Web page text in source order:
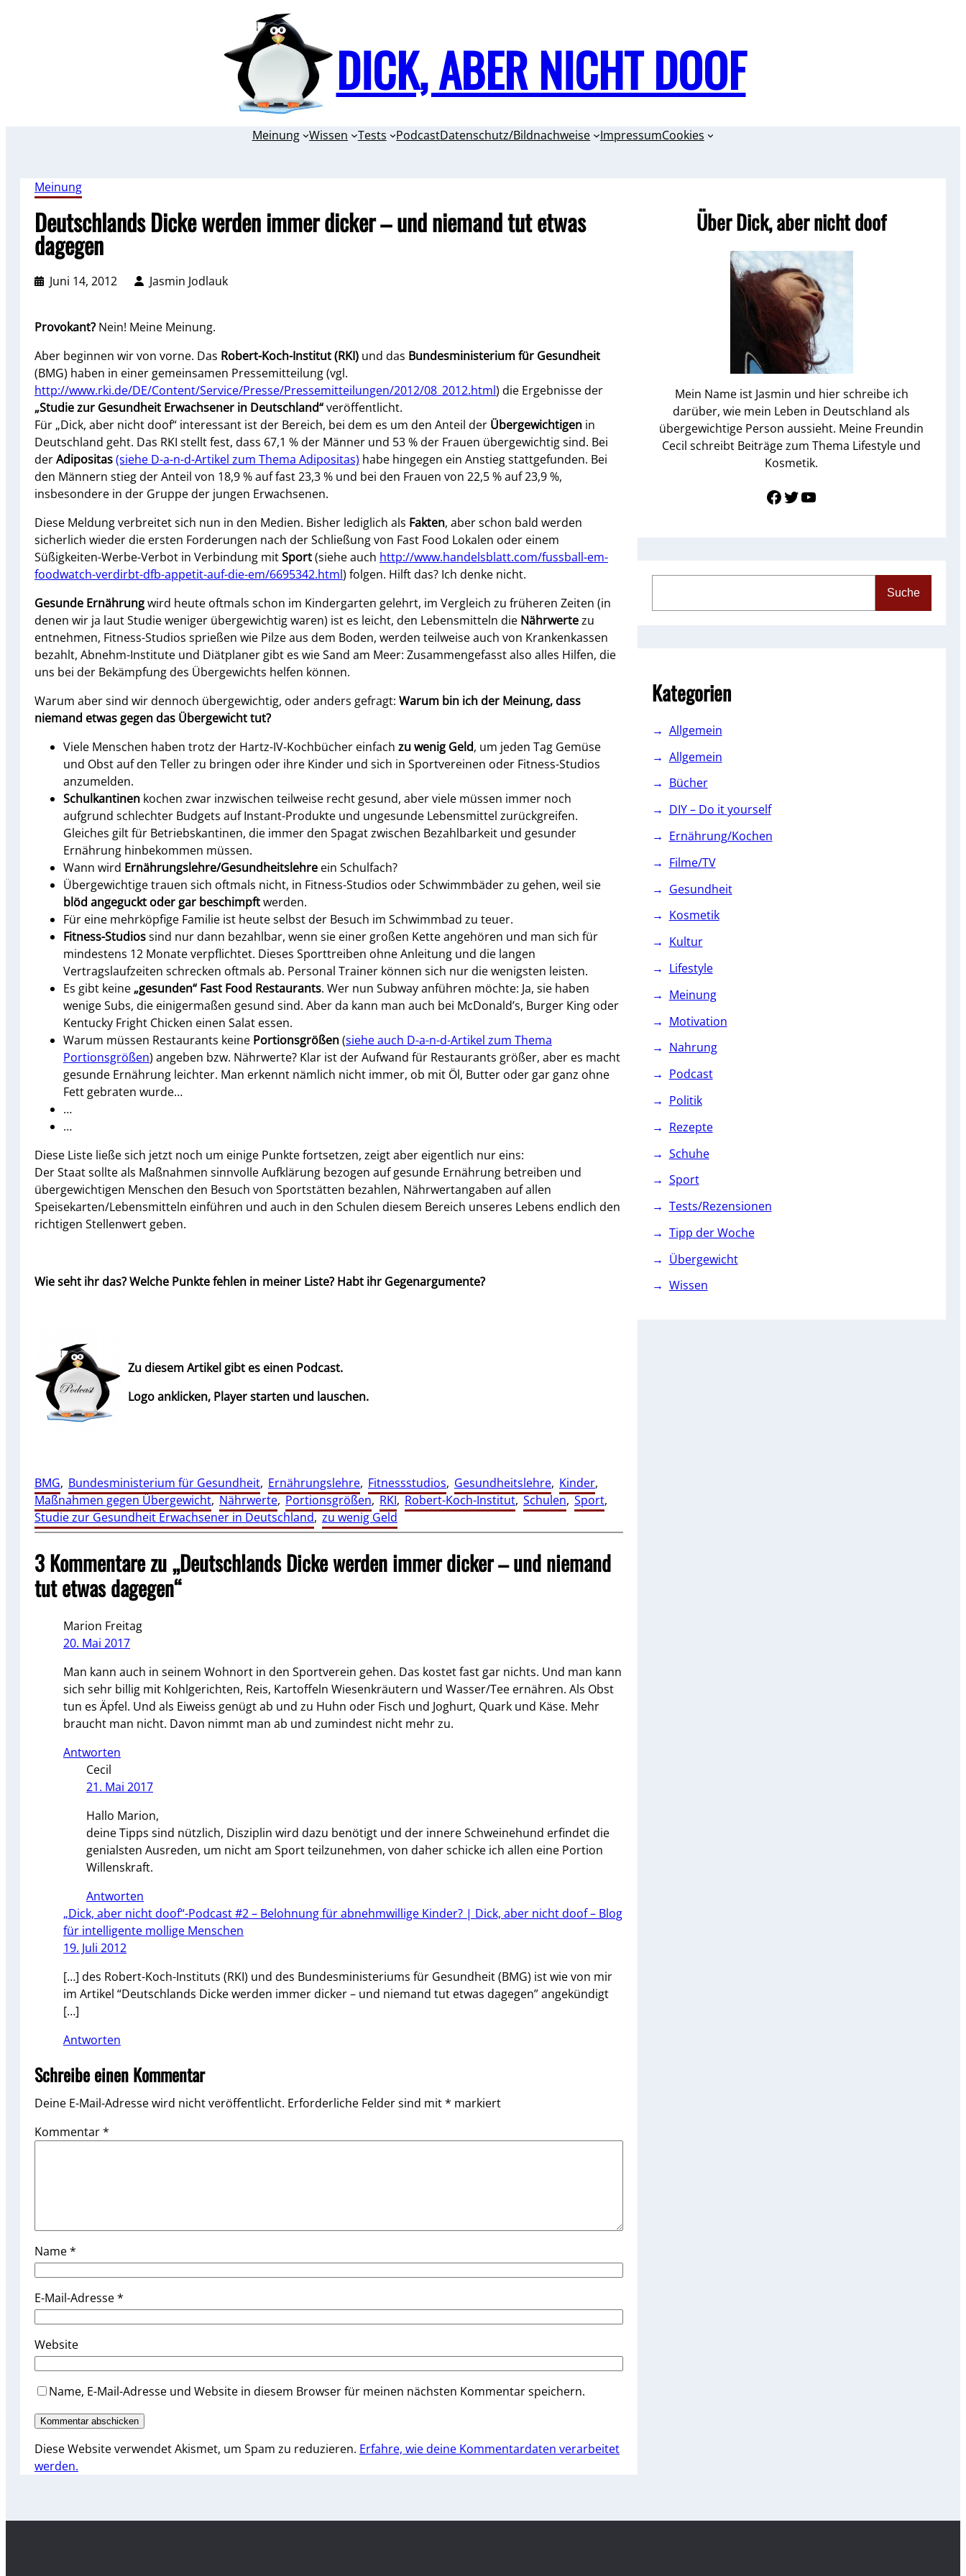
DICK, ABER NICHT DOOF
Meinung Wissen Tests PodcastDatenschutz/Bildnachweise ImpressumCookies
Meinung
Deutschlands Dicke werden immer dicker – und niemand tut etwas
dagegen
Juni 14, 2012 Jasmin Jodlauk
Provokant? Nein! Meine Meinung.
Aber beginnen wir von vorne. Das Robert-Koch-Institut (RKI) und das Bundesministerium für Gesundheit
(BMG) haben in einer gemeinsamen Pressemitteilung (vgl.
http://www.rki.de/DE/Content/Service/Presse/Pressemitteilungen/2012/08_2012.html) die Ergebnisse der
„Studie zur Gesundheit Erwachsener in Deutschland“veröffentlicht.
Für „Dick, aber nicht doof“ interessant ist der Bereich, bei dem es um den Anteil der Übergewichtigen in
Deutschland geht. Das RKI stellt fest, dass 67,1 % der Männer und 53 % der Frauen übergewichtig sind. Bei
derAdipositas(siehe D-a-n-d-Artikel zum Thema Adipositas) habe hingegen ein Anstieg stattgefunden. Bei
den Männern stieg der Anteil von 18,9 % auf fast 23,3 % und bei den Frauen von 22,5 % auf 23,9 %,
insbesondere in der Gruppe der jungen Erwachsenen.
Diese Meldung verbreitet sich nun in den Medien. Bisher lediglich als Fakten, aber schon bald werden
sicherlich wieder die ersten Forderungen nach der Schließung von Fast Food Lokalen oder einem
Süßigkeiten-Werbe-Verbot in Verbindung mitSport(siehe auch http://www.handelsblatt.com/fussball-em-
foodwatch-verdirbt-dfb-appetit-auf-die-em/6695342.html) folgen. Hilft das? Ich denke nicht.
Gesunde Ernährungwird heute oftmals schon im Kindergarten gelehrt, im Vergleich zu früheren Zeiten (in
denen wir ja laut Studie weniger übergewichtig waren) ist es leicht, den Lebensmitteln die Nährwertezu
entnehmen, Fitness-Studios sprießen wie Pilze aus dem Boden, werden teilweise auch von Krankenkassen
bezahlt, Abnehm-Institute und Diätplaner gibt es wie Sand am Meer: Zusammengefasst also alles Hilfen, die
uns bei der Bekämpfung des Übergewichts helfen können.
Warum aber sind wir dennoch übergewichtig, oder anders gefragt: Warum bin ich der Meinung, dass
niemand etwas gegen das Übergewicht tut?
Viele Menschen haben trotz der Hartz-IV-Kochbücher einfach zu wenig Geld, um jeden Tag Gemüse
und Obst auf den Teller zu bringen oder ihre Kinder und sich in Sportvereinen oder Fitness-Studios
anzumelden.
Schulkantinen kochen zwar inzwischen teilweise recht gesund, aber viele müssen immer noch
aufgrund schlechter Budgets auf Instant-Produkte und ungesunde Lebensmittel zurückgreifen.
Gleiches gilt für Betriebskantinen, die immer den Spagat zwischen Bezahlbarkeit und gesunder
Ernährung hinbekommen müssen.
Wann wird Ernährungslehre/Gesundheitslehre ein Schulfach?
Übergewichtige trauen sich oftmals nicht, in Fitness-Studios oder Schwimmbäder zu gehen, weil sie
blöd angeguckt oder gar beschimpftwerden.
Für eine mehrköpfige Familie ist heute selbst der Besuch im Schwimmbad zu teuer.
Fitness-Studiossind nur dann bezahlbar, wenn sie einer großen Kette angehören und man sich für
mindestens 12 Monate verpflichtet. Dieses Sporttreiben ohne Anleitung und die langen
Vertragslaufzeiten schrecken oftmals ab. Personal Trainer können sich nur die wenigsten leisten.
Es gibt keine „gesunden“ Fast Food Restaurants. Wer nun Subway anführen möchte: Ja, sie haben
wenige Subs, die einigermaßen gesund sind. Aber da kann man auch bei McDonald’s, Burger King oder
Kentucky Fright Chicken einen Salat essen.
Warum müssen Restaurants keine Portionsgrößen(siehe auch D-a-n-d-Artikel zum Thema
Portionsgrößen) angeben bzw. Nährwerte? Klar ist der Aufwand für Restaurants größer, aber es macht
gesunde Ernährung leichter. Man erkennt nämlich nicht immer, ob mit Öl, Butter oder gar ganz ohne
Fett gebraten wurde…
…
…
Diese Liste ließe sich jetzt noch um einige Punkte fortsetzen, zeigt aber eigentlich nur eins:
Der Staat sollte als Maßnahmen sinnvolle Aufklärung bezogen auf gesunde Ernährung betreiben und
übergewichtigen Menschen den Besuch von Sportstätten bezahlen, Nährwertangaben auf allen
Speisekarten/Lebensmitteln einführen und auch in den Schulen diesem Bereich unseres Lebens endlich den
richtigen Stellenwert geben.
Wie seht ihr das? Welche Punkte fehlen in meiner Liste? Habt ihr Gegenargumente?
Zu diesem Artikel gibt es einen Podcast.
Logo anklicken, Player starten und lauschen.
BMG, Bundesministerium für Gesundheit, Ernährungslehre, Fitnessstudios, Gesundheitslehre, Kinder,
Maßnahmen gegen Übergewicht, Nährwerte, Portionsgrößen, RKI, Robert-Koch-Institut, Schulen, Sport,
Studie zur Gesundheit Erwachsener in Deutschland, zu wenig Geld
3 Kommentare zu „Deutschlands Dicke werden immer dicker – und niemand
tut etwas dagegen“
Marion Freitag
20. Mai 2017
Man kann auch in seinem Wohnort in den Sportverein gehen. Das kostet fast gar nichts. Und man kann
sich sehr billig mit Kohlgerichten, Reis, Kartoffeln Wiesenkräutern und Wasser/Tee ernähren. Als Obst
tun es Äpfel. Und als Eiweiss genügt ab und zu Huhn oder Fisch und Joghurt, Quark und Käse. Mehr
braucht man nicht. Davon nimmt man ab und zumindest nicht mehr zu.
Antworten
Cecil
21. Mai 2017
Hallo Marion,
deine Tipps sind nützlich, Disziplin wird dazu benötigt und der innere Schweinehund erfindet die
genialsten Ausreden, um nicht am Sport teilzunehmen, von daher schicke ich allen eine Portion
Willenskraft.
Antworten
„Dick, aber nicht doof“-Podcast #2 – Belohnung für abnehmwillige Kinder? | Dick, aber nicht doof – Blog
für intelligente mollige Menschen
19. Juli 2012
[…] des Robert-Koch-Instituts (RKI) und des Bundesministeriums für Gesundheit (BMG) ist wie von mir
im Artikel “Deutschlands Dicke werden immer dicker – und niemand tut etwas dagegen” angekündigt
[…]
Antworten
Schreibe einen Kommentar
Deine E-Mail-Adresse wird nicht veröffentlicht. Erforderliche Felder sind mit* markiert
Kommentar*
Name*
E-Mail-Adresse*
Website
Name, E-Mail-Adresse und Website in diesem Browser für meinen nächsten Kommentar speichern.
Diese Website verwendet Akismet, um Spam zu reduzieren. Erfahre, wie deine Kommentardaten verarbeitet
werden.
Über Dick, aber nicht doof
Mein Name ist Jasmin und hier schreibe ich
darüber, wie mein Leben in Deutschland als
übergewichtige Person aussieht. Meine Freundin
Cecil schreibt Beiträge zum Thema Lifestyle und
Kosmetik.
Link zu Facebook Twitter YouTube
Suche
Kategorien
Allgemein
Allgemein
Bücher
DIY – Do it yourself
Ernährung/Kochen
Filme/TV
Gesundheit
Kosmetik
Kultur
Lifestyle
Meinung
Motivation
Nahrung
Podcast
Politik
Rezepte
Schuhe
Sport
Tests/Rezensionen
Tipp der Woche
Übergewicht
Wissen